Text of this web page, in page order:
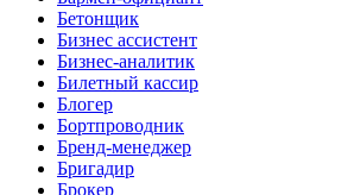
Бетонщик
Бизнес ассистент
Бизнес-аналитик
Билетный кассир
Блогер
Бортпроводник
Бренд-менеджер
Бригадир
Брокер